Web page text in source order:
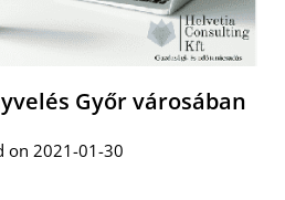
Győr városában
on 2021-01-30